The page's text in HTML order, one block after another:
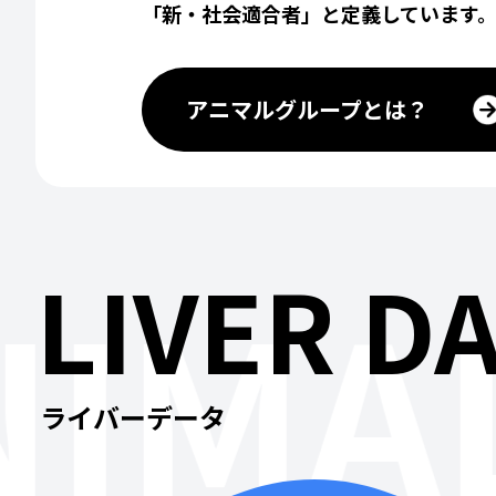
「新・社会適合者」と定義しています。
アニマルグループとは？
LIVER
ライバーデータ